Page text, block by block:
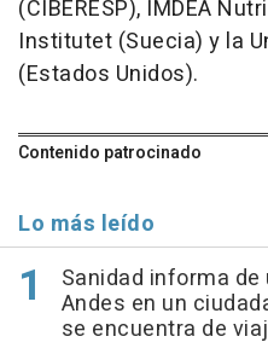
(CIBERESP), IMDEA
Institutet (Suecia) y la
(Estados Unidos).
Contenido patrocinado
Lo más leído
Sanidad informa
Andes en un
se encuentra de